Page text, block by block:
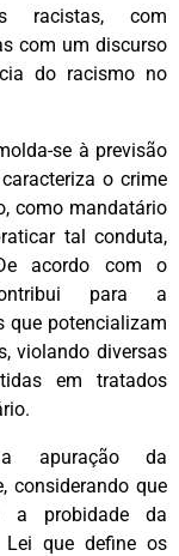
racistas, com
com um discurso
do racismo no
se à previsão
o crime
como mandatário
tal conduta,
acordo com o
para a
que potencializam
violando diversas
em tratados
apuração da
considerando que
a probidade da
Lei que define os